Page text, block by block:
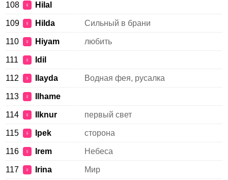
108 ♀ Hilal
109 ♀ Hilda Сильный в брани
110 ♀ Hiyam любить
111 ♀ Idil
112 ♀ Ilayda Водная фея, русалка
113 ♀ Ilhame
114 ♀ Ilknur первый свет
115 ♀ Ipek сторона
116 ♀ Irem Небеса
117 ♀ Irina Мир